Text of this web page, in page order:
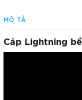
MÔ TẢ
Cáp Lightning